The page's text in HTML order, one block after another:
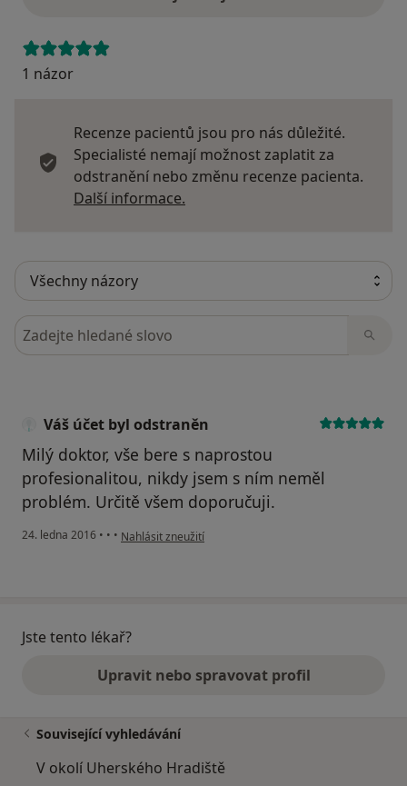
1 názor
Recenze pacientů jsou pro nás důležité.
Specialisté nemají možnost zaplatit za
odstranění nebo změnu recenze pacienta.
Další informace.
Hledejte v názorech
Váš účet byl odstraněn
Milý doktor, vše bere s naprostou
profesionalitou, nikdy jsem s ním neměl
problém. Určitě všem doporučuji.
24. ledna 2016 • • • podle názoru uživatele Váš účet byl odstraněn
Nahlásit zneužití
Jste tento lékař?
Upravit nebo spravovat profil
Související vyhledávání
V okolí Uherského Hradiště